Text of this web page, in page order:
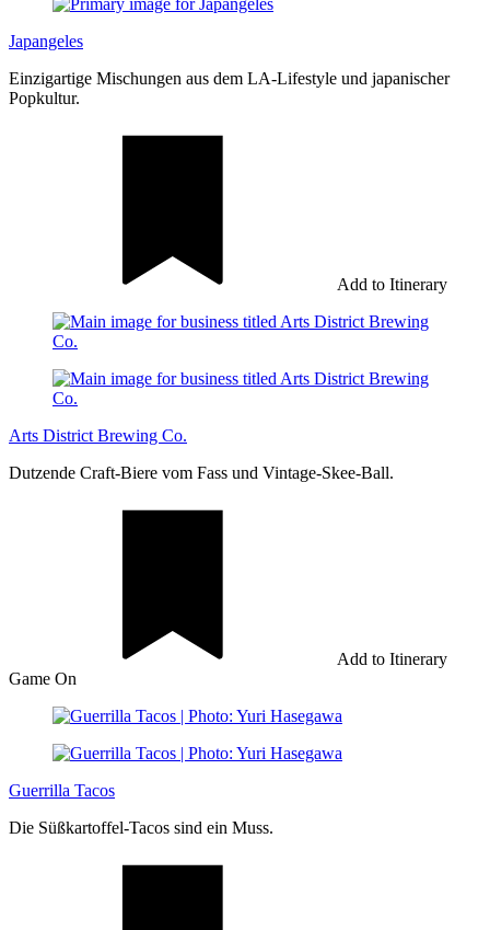
Japangeles
Einzigartige Mischungen aus dem LA-Lifestyle und japanischer
Popkultur.
Add to Itinerary
Arts District Brewing Co.
Dutzende Craft-Biere vom Fass und Vintage-Skee-Ball.
Add to Itinerary
Game On
Guerrilla Tacos
Die Süßkartoffel-Tacos sind ein Muss.